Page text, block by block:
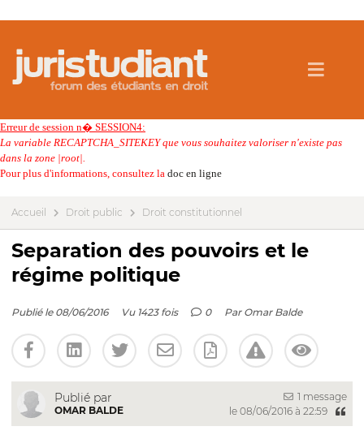
Erreur de session n� SESSION4:
La variable RECAPTCHA_SITEKEY que vous souhaitez valoriser n'existe pas
dans la zone |root|.
Pour plus d'informations, consultez la doc en ligne
Accueil Droit public Droit constitutionnel
Separation des pouvoirs et le
régime politique
Publié le 08/06/2016 Vu 1423 fois 0 Par Omar Balde
Publié par
OMAR BALDE
1 message
le 08/06/2016 à 22:59